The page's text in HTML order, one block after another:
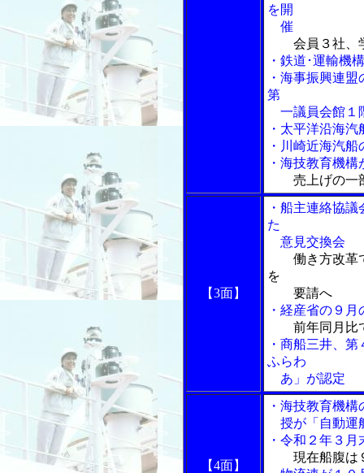
を開
催
会員３社、
・鉄道･運輸機
・海事振興連
第
一議員会館１
・太平洋沿海
・川崎近海汽
・海技教育機
売上げの一
【3面】
・船主連絡協
た
意見交換会
働き方改革
を
要請へ
・経産省の９
前年同月比
・商船三井、
ふらわ
あ」が認定
【4面】
・海技教育機
授が「自動運
・令和２年３
現在船腹は